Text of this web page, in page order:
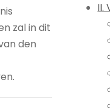
zal in dit
den
II.